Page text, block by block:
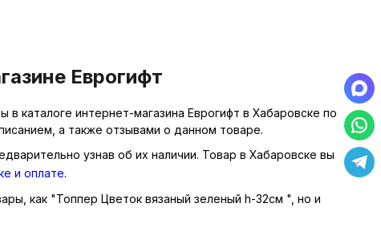
Еврогифт
в каталоге интернет-магазина Еврогифт в Хабаровске по
а также отзывами о данном товаре.
узнав об их наличии. Товар в Хабаровске вы
и оплате.
как "Топпер Цветок вязаный зеленый h-32см ", но и